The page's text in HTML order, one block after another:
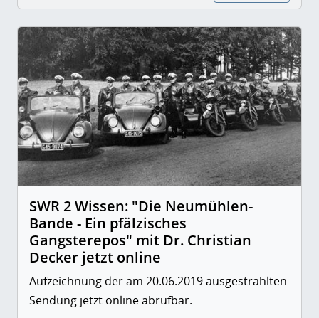
SWR 2 Wissen: "Die Neumühlen-
Bande - Ein pfälzisches
Gangsterepos" mit Dr. Christian
Decker jetzt online
Aufzeichnung der am 20.06.2019 ausgestrahlten
Sendung jetzt online abrufbar.